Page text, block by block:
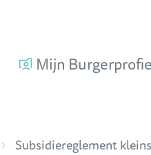
Mijn
Subsidiereglement